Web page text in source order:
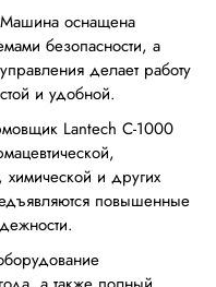
Машина оснащена
безопасности, а
делает работу
и удобной.
Lantech C-1000
химической и других
повышенные